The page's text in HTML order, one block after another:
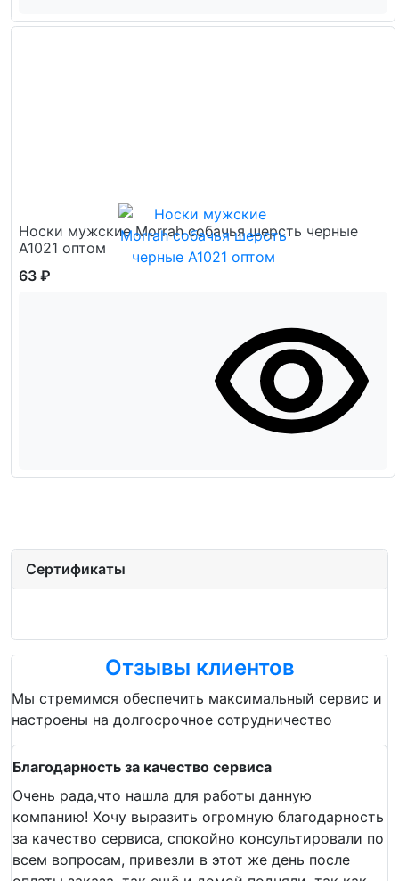
Носки мужские Morrah собачья шерсть черные
А1021 оптом
63 ₽
Сертификаты
Отзывы клиентов
Мы стремимся обеспечить максимальный сервис и
настроены на долгосрочное сотрудничество
Благодарность за качество сервиса
Очень рада,что нашла для работы данную
компанию! Хочу выразить огромную благодарность
за качество сервиса, спокойно консультировали по
всем вопросам, привезли в этот же день после